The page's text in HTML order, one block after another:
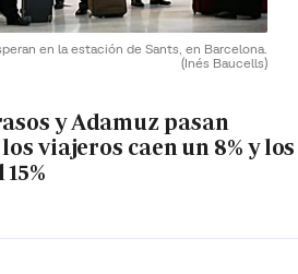
en la estación de Sants, en Barcelona.
(Inés Baucells)
y Adamuz pasan
viajeros caen un 8% y los